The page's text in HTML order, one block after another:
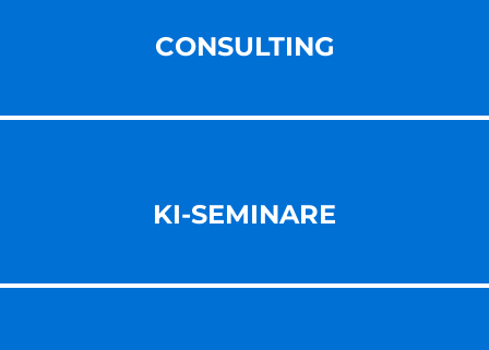
CONSULTING
KI-SEMINARE